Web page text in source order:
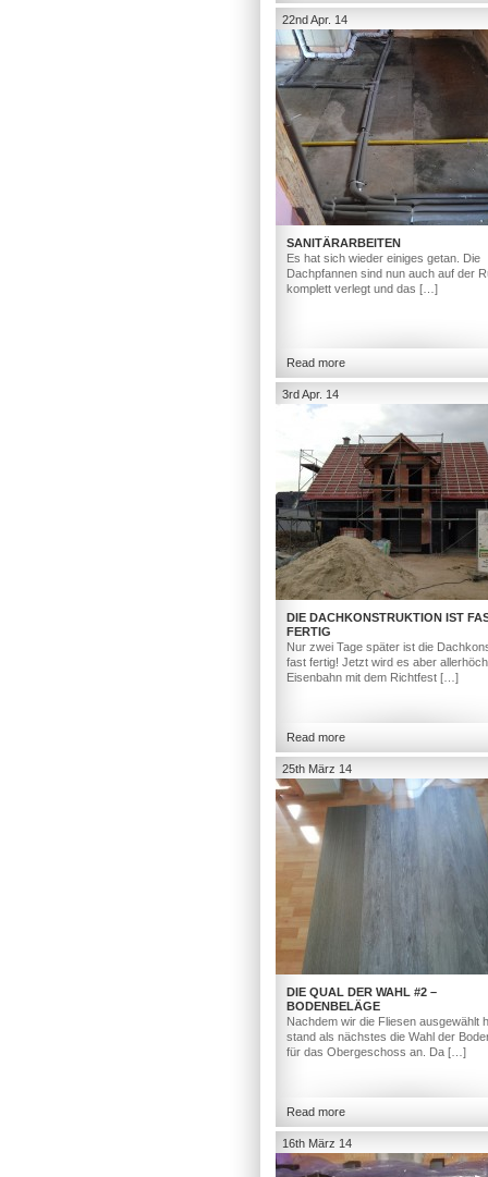
22nd Apr. 14
SANITÄRARBEITEN
Es hat sich wieder einiges getan. Die
Dachpfannen sind nun auch auf der
komplett verlegt und das […]
Read more
3rd Apr. 14
DIE DACHKONSTRUKTION IST
FERTIG
Nur zwei Tage später ist die
fast fertig! Jetzt wird es aber
Eisenbahn mit dem Richtfest […]
Read more
25th März 14
DIE QUAL DER WAHL #2 –
BODENBELÄGE
Nachdem wir die Fliesen ausgewählt
stand als nächstes die Wahl der
für das Obergeschoss an. Da […]
Read more
16th März 14